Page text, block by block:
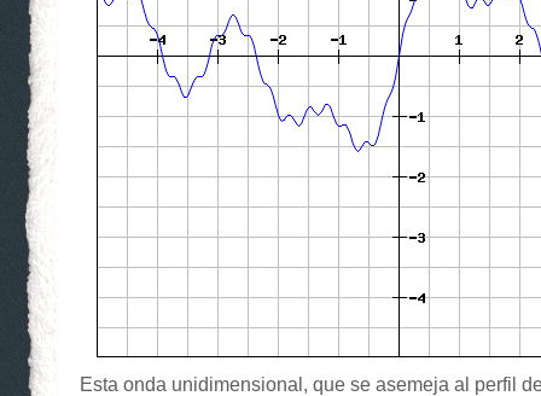
Esta onda unidimensional, que se asemeja al perfil